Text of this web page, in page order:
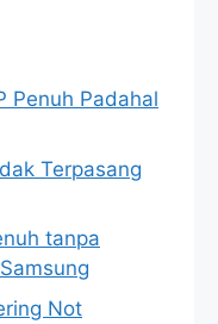
Penuh Padahal
Terpasang
tanpa
Not